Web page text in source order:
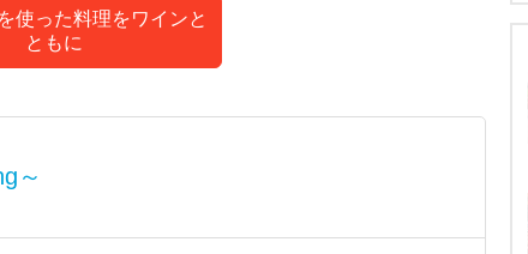
使った料理をワインと
ともに
～